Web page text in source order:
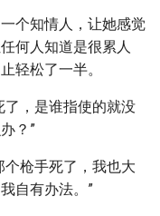
个知情人，让她感觉
何人知道是很累人
轻松了一半。
了，是谁指使的就没
？”
个枪手死了，我也大
自有办法。”